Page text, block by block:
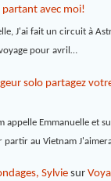
avec moi!
J'ai fait un circuit à
pour avril…
solo partagez
appelle Emmanuelle et
partir au Vietnam
Sylviesur